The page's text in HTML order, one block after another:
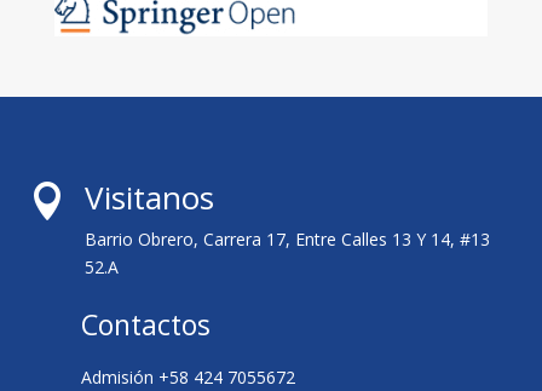
 Visitanos
Barrio Obrero, Carrera 17, Entre Calles 13 Y 14, #13
52.A
Contactos
Admisión +58 424 7055672